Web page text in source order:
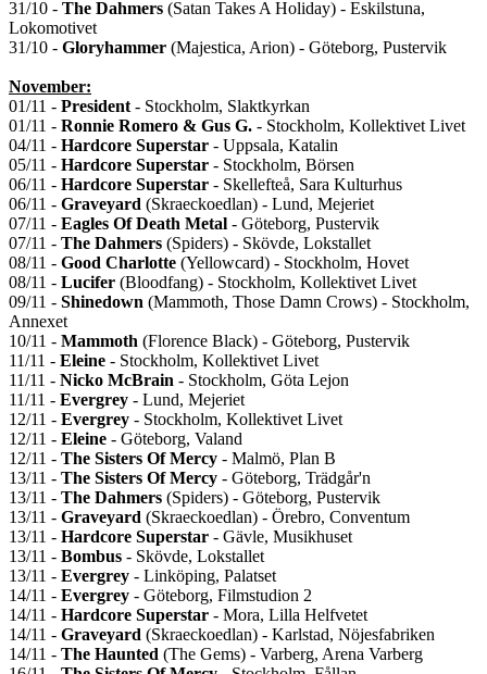
31/10 - The Dahmers (Satan Takes A Holiday) - Eskilstuna,
Lokomotivet
31/10 - Gloryhammer (Majestica, Arion) - Göteborg, Pustervik
November:
01/11 - President - Stockholm, Slaktkyrkan
01/11 - Ronnie Romero & Gus G. - Stockholm, Kollektivet Livet
04/11 - Hardcore Superstar - Uppsala, Katalin
05/11 - Hardcore Superstar - Stockholm, Börsen
06/11 - Hardcore Superstar - Skellefteå, Sara Kulturhus
06/11 - Graveyard (Skraeckoedlan) - Lund, Mejeriet
07/11 - Eagles Of Death Metal - Göteborg, Pustervik
07/11 - The Dahmers (Spiders) - Skövde, Lokstallet
08/11 - Good Charlotte (Yellowcard) - Stockholm, Hovet
08/11 - Lucifer (Bloodfang) - Stockholm, Kollektivet Livet
09/11 - Shinedown (Mammoth, Those Damn Crows) - Stockholm,
Annexet
10/11 - Mammoth (Florence Black) - Göteborg, Pustervik
11/11 - Eleine - Stockholm, Kollektivet Livet
11/11 - Nicko McBrain - Stockholm, Göta Lejon
11/11 - Evergrey - Lund, Mejeriet
12/11 - Evergrey - Stockholm, Kollektivet Livet
12/11 - Eleine - Göteborg, Valand
12/11 - The Sisters Of Mercy - Malmö, Plan B
13/11 - The Sisters Of Mercy - Göteborg, Trädgår'n
13/11 - The Dahmers (Spiders) - Göteborg, Pustervik
13/11 - Graveyard (Skraeckoedlan) - Örebro, Conventum
13/11 - Hardcore Superstar - Gävle, Musikhuset
13/11 - Bombus - Skövde, Lokstallet
13/11 - Evergrey - Linköping, Palatset
14/11 - Evergrey - Göteborg, Filmstudion 2
14/11 - Hardcore Superstar - Mora, Lilla Helfvetet
14/11 - Graveyard (Skraeckoedlan) - Karlstad, Nöjesfabriken
14/11 - The Haunted (The Gems) - Varberg, Arena Varberg